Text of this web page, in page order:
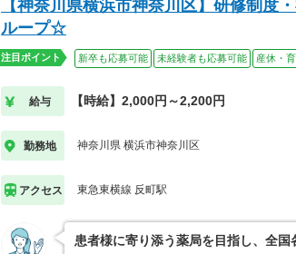
【神奈川県横浜市神奈川区】研修制
ループ☆
注目ポイント 新卒も応募可能 未経験者も応募可能 産休・
給与 【時給】2,000円～2,200円
勤務地 神奈川県 横浜市神奈川区
アクセス 東急東横線 反町駅
患者様に寄り添う薬局を目指し、全国